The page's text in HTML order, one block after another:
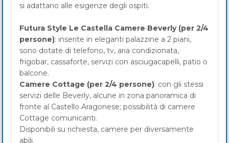
si adattano alle esigenze degli ospiti.
Futura Style Le Castella Camere Beverly (per 2/4
persone): inserite in eleganti palazzine a 2 piani,
sono dotate di telefono, tv, aria condizionata,
frigobar, cassaforte, servizi con asciugacapelli, patio o
balcone.
Camere Cottage (per 2/4 persone): con gli stessi
servizi delle Beverly, alcune in zona panoramica di
fronte al Castello Aragonese; possibilità di camere
Cottage comunicanti.
Disponibili su richiesta, camere per diversamente
abili.